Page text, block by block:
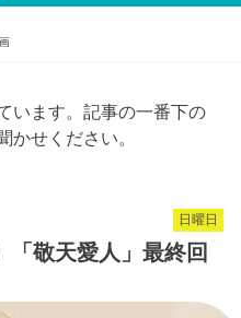
います。記事の一番下の
かせください。
日曜日
「敬天愛人」最終回